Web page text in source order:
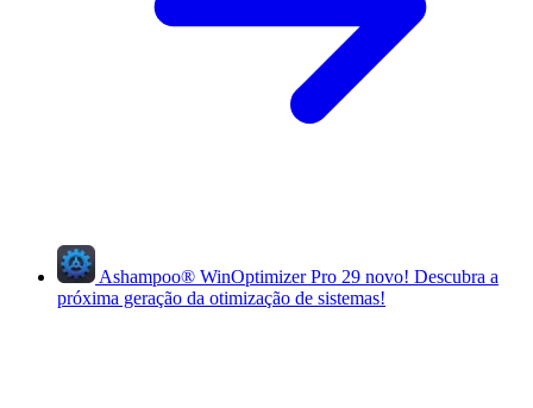
Ashampoo® WinOptimizer Pro 29 novo! Descubra a
próxima geração da otimização de sistemas!